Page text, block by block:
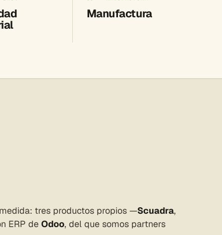
Manufactura
tres productos propios —Scuadra,
ERP de Odoo, del que somos partners